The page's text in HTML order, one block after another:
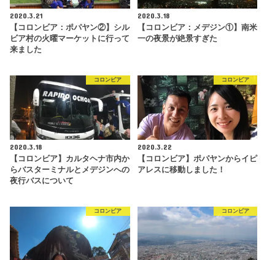
2020.3.21
【コロンビア：ポパヤン②】シル
ビア村の火曜マーケットに行って
来ました
2020.3.18
【コロンビア：メデジン①】南米
一の夜景が絶景すぎた
コロンビア
2020.3.18
【コロンビア】カルタヘナ市内か
らバスターミナルとメデジンへの
夜行バスについて
コロンビア
2020.3.22
【コロンビア】ポパヤンからイピ
アレスに移動しました！
コロンビア コロンビア